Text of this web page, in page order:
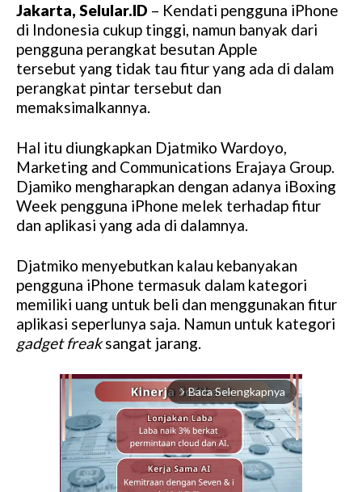
Jakarta, Selular.ID – Kendati pengguna iPhone
di Indonesia cukup tinggi, namun banyak dari
pengguna perangkat besutan Apple
tersebut yang tidak tau fitur yang ada di dalam
perangkat pintar tersebut dan
memaksimalkannya.
Hal itu diungkapkan Djatmiko Wardoyo,
Marketing and Communications Erajaya Group.
Djamiko mengharapkan dengan adanya iBoxing
Week pengguna iPhone melek terhadap fitur
dan aplikasi yang ada di dalamnya.
Djatmiko menyebutkan kalau kebanyakan
pengguna iPhone termasuk dalam kategori
memiliki uang untuk beli dan menggunakan fitur
aplikasi seperlunya saja. Namun untuk kategori
gadget freaksangat jarang.
arrow_forward_ios Baca Selengkapnya